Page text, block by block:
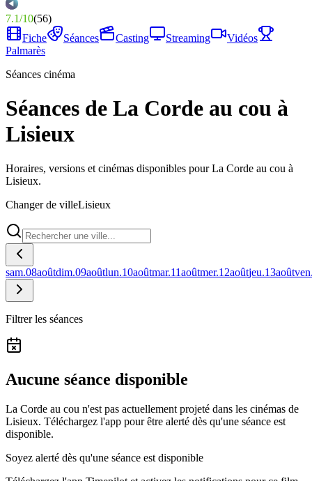
7.1/10(56)
Fiche
Séances Casting Streaming
Vidéos
Palmarès
Séances cinéma
Séances de La Corde au cou à
Lisieux
Horaires, versions et cinémas disponibles pour La Corde au cou à
Lisieux.
Changer de villeLisieux
sam.08aoûtdim.09aoûtlun.10aoûtmar.11aoûtmer.12aoûtjeu.13août
Filtrer les séances
Aucune séance disponible
La Corde au cou n'est pas actuellement projeté dans les cinémas de
Lisieux. Téléchargez l'app pour être alerté dès qu'une séance est
disponible.
Soyez alerté dès qu'une séance est disponible